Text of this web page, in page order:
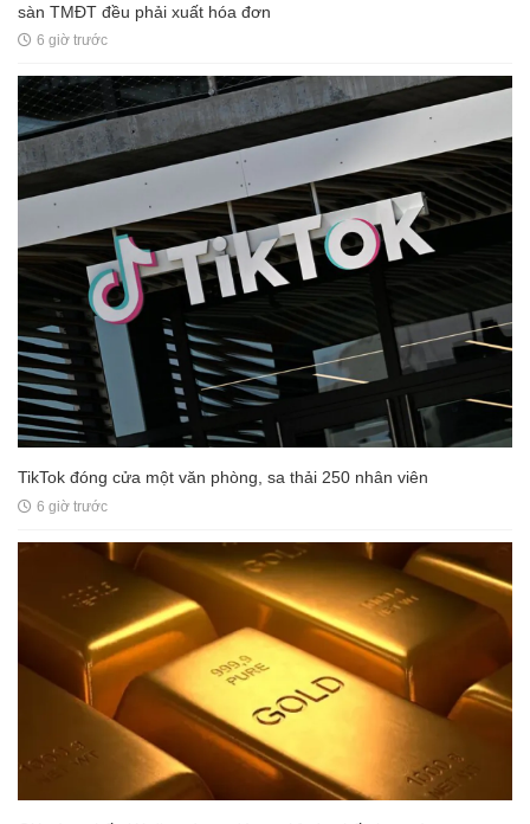
sàn TMĐT đều phải xuất hóa đơn
6 giờ trước
TikTok đóng cửa một văn phòng, sa thải 250 nhân viên
6 giờ trước